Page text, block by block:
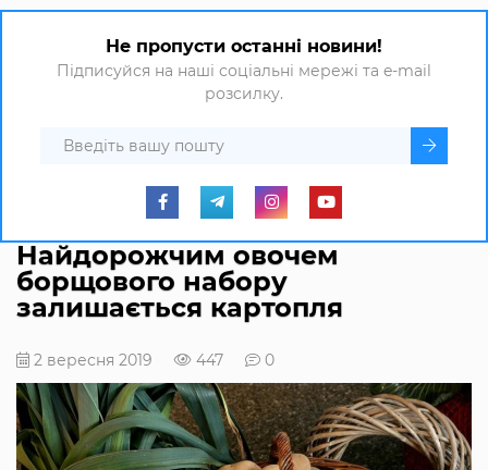
Не пропусти останні новини!
Підписуйся на наші соціальні мережі та e-mail
розсилку.
Найдорожчим овочем
борщового набору
залишається картопля
2 вересня 2019 447 0